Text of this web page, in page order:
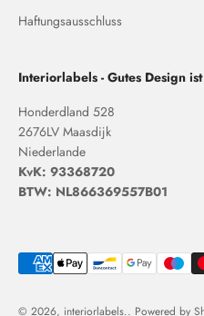
Haftungsausschluss
Interiorlabels - Gutes Design
Honderdland 528
2676LV Maasdijk
Niederlande
KvK: 93368720
BTW: NL866369557B01
© 2026, interiorlabels.. Powered by